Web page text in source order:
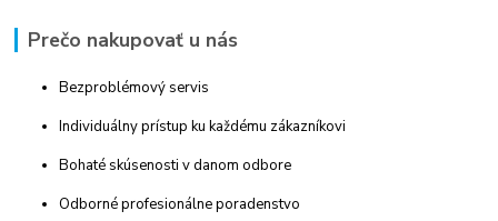
Prečo nakupovať u nás
Bezproblémový servis
Individuálny prístup ku každému zákazníkovi
Bohaté skúsenosti v danom odbore
Odborné profesionálne poradenstvo